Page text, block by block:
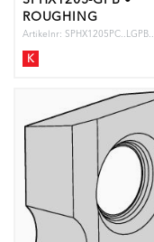
ROUGHING
Artikelnr: SPHX1205PC..LGPB..
K